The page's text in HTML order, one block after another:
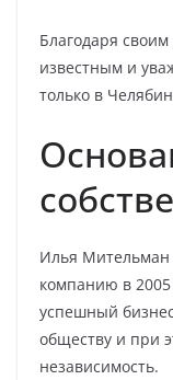
Благодаря
известным и
только в
Илья Мительман
компанию в 2005
успешный
обществу и при
независимость.